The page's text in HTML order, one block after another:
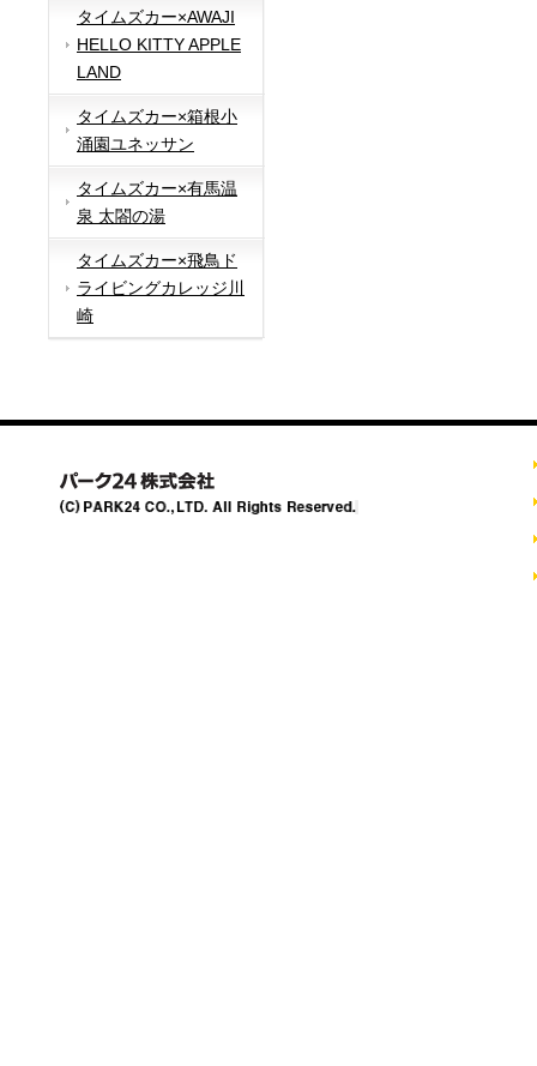
タイムズカー×AWAJI
HELLO KITTY APPLE
LAND
タイムズカー×箱根小
涌園ユネッサン
タイムズカー×有馬温
泉 太閤の湯
タイムズカー×飛鳥ド
ライビングカレッジ川
崎